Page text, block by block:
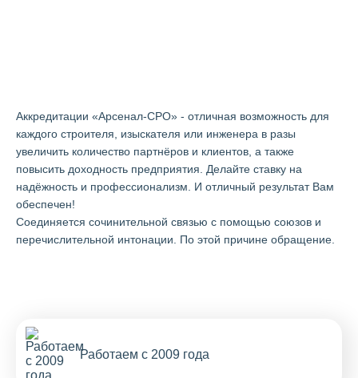
Аккредитации «Арсенал-СРО» - отличная возможность для
каждого строителя, изыскателя или инженера в разы
увеличить количество партнёров и клиентов, а также
повысить доходность предприятия. Делайте ставку на
надёжность и профессионализм. И отличный результат Вам
обеспечен!
Cоединяется сочинительной связью с помощью союзов и
перечислительной интонации. По этой причине обращение.
Работаем с 2009 года